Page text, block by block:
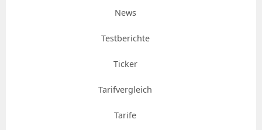
News
Testberichte
Ticker
Tarifvergleich
Tarife